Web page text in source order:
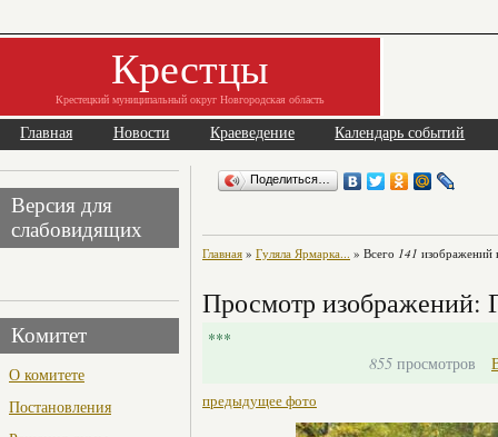
Крестцы
Крестецкий муниципальный округ Новгородская область
Главная Новости Краеведение Календарь событий
Версия для
слабовидящих
Комитет
О комитете
Постановления
Поделиться…
Главная » Гуляла Ярмарка... » Всего 141 изображений
Просмотр изображений:
***
855 просмотров
предыдущее фото